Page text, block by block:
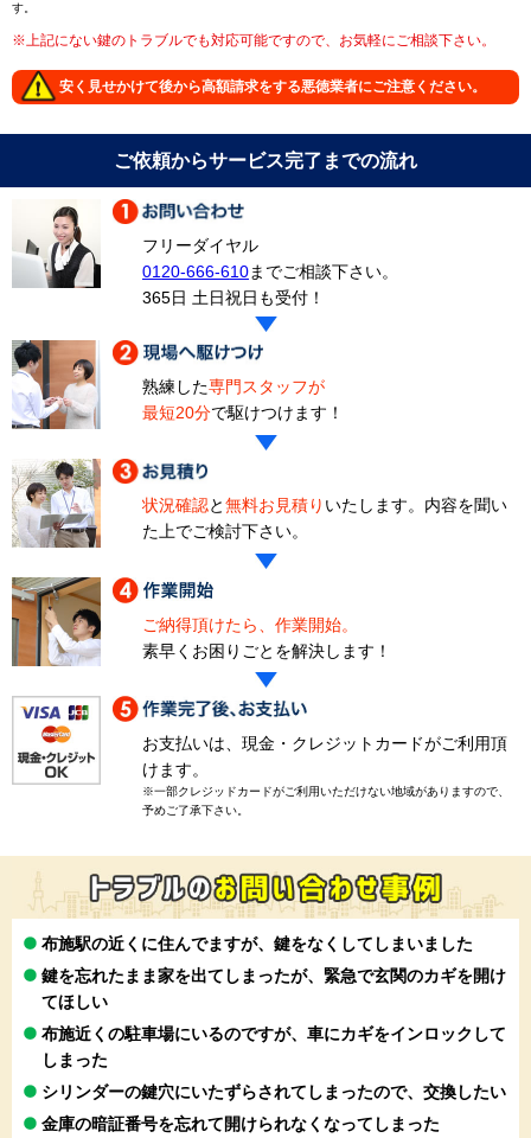
す。
※上記にない鍵のトラブルでも対応可能ですので、お気軽にご相談下さい。
安く見せかけて後から高額請求をする悪徳業者にご注意ください。
ご依頼からサービス完了までの流れ
フリーダイヤル
0120-666-610までご相談下さい。
365日 土日祝日も受付！
熟練した専門スタッフが
最短20分で駆けつけます！
状況確認と無料お見積り いたします。内容を聞い
た上でご検討下さい。
ご納得頂けたら、作業開始。
素早くお困りごとを解決します！
お支払いは、現金・クレジットカードがご利用頂
けます。
※一部クレジッドカードがご利用いただけない地域がありますので、
予めご了承下さい。
布施駅の近くに住んでますが、鍵をなくしてしまいました
鍵を忘れたまま家を出てしまったが、緊急で玄関のカギを開け
てほしい
布施近くの駐車場にいるのですが、車にカギをインロックして
しまった
シリンダーの鍵穴にいたずらされてしまったので、交換したい
金庫の暗証番号を忘れて開けられなくなってしまった